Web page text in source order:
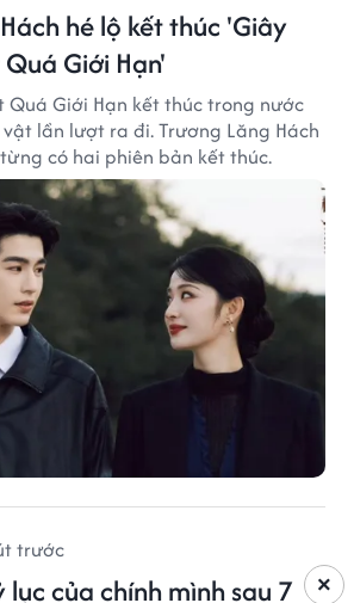
hé lộ kết thúc 'Giây
Giới Hạn'
Quá Giới Hạn kết thúc trong nước
lần lượt ra đi. Trương Lăng Hách
có hai phiên bản kết thúc.
trước
lục của chính mình sau 7 ×